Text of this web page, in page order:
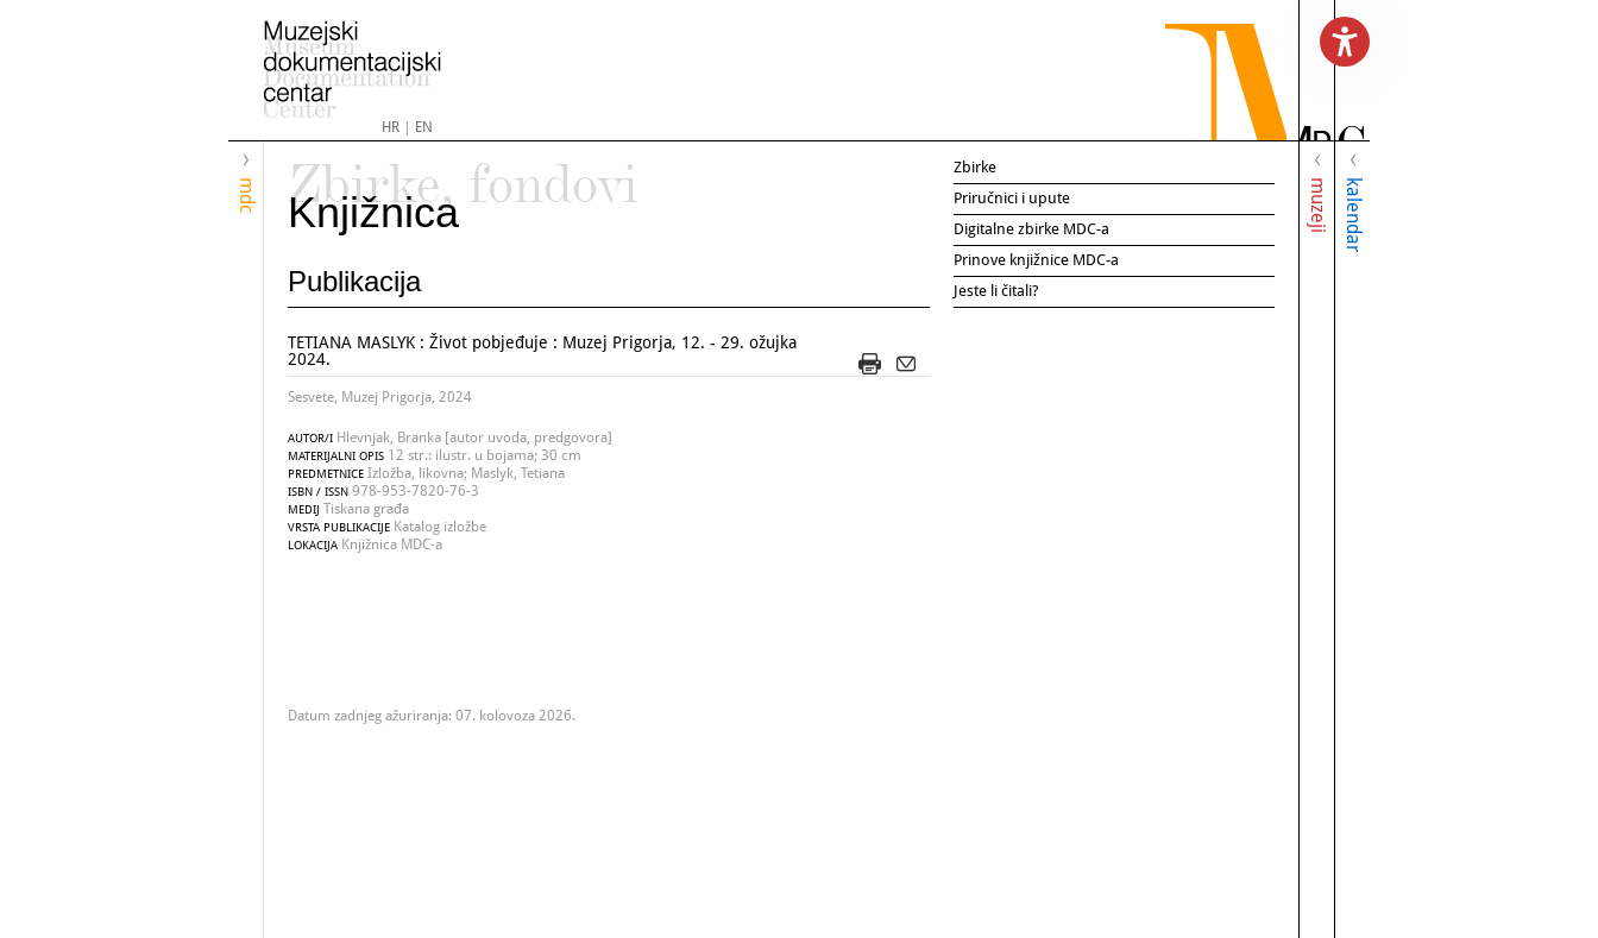
HR| EN
mdc muzeji kalendar
Zbirke, fondovi
Knjižnica
Publikacija
TETIANA MASLYK : Život pobjeđuje : Muzej Prigorja, 12. - 29. ožujka
2024.
Sesvete, Muzej Prigorja, 2024
AUTOR/I Hlevnjak, Branka [autor uvoda, predgovora]
MATERIJALNI OPIS 12 str.: ilustr. u bojama; 30 cm
PREDMETNICE Izložba, likovna; Maslyk, Tetiana
ISBN / ISSN 978-953-7820-76-3
MEDIJ Tiskana građa
VRSTA PUBLIKACIJE Katalog izložbe
LOKACIJA Knjižnica MDC-a
Datum zadnjeg ažuriranja: 07. kolovoza 2026.
Zbirke
Priručnici i upute
Digitalne zbirke MDC-a
Prinove knjižnice MDC-a
Jeste li čitali?